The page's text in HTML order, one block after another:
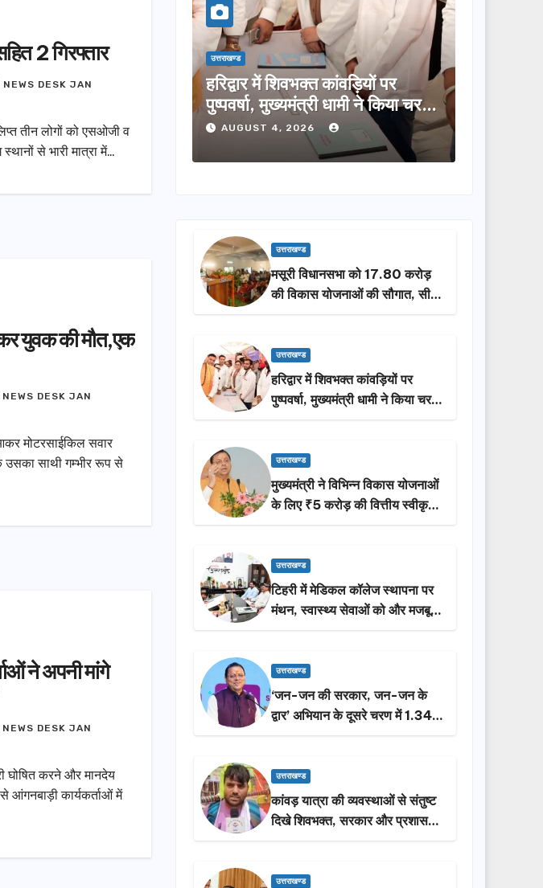
भारी मात्रा में स्मैक सहित 2 गिरफ्तार
NEWS DESK JAN
तीन लोगों को एसओजी व
से भारी मात्रा में…
युवक की मौत,एक
NEWS DESK JAN
मोटरसाईकिल सवार
उसका साथी गम्भीर रूप से
ने अपनी मांगे
NEWS DESK JAN
घोषित करने और मानदेय
से आंगनबाड़ी कार्यकर्ताओं में
में शिवभक्त कांवड़ियों पर
पुष्पवर्षा, मुख्यमंत्री धामी ने किया चरण
AUGUST 4, 2026
उत्तराखण्ड
मुख्यमंत्री ने विभिन्न विकास योजनाओं
के लिए ₹5 करोड़ की वित्तीय स्वीकृति
दी…AUGUST 4, 2026
उत्तराखण्ड
मसूरी विधानसभा को 17.80 करोड़
की विकास योजनाओं की सौगात, सीएम
धामी ने किया लोकार्पण-शिलान्यास.
उत्तराखण्ड
हरिद्वार में शिवभक्त कांवड़ियों पर
पुष्पवर्षा, मुख्यमंत्री धामी ने किया चरण
प्रक्षालन…
उत्तराखण्ड
मुख्यमंत्री ने विभिन्न विकास योजनाओं
के लिए ₹5 करोड़ की वित्तीय स्वीकृति
दी…
उत्तराखण्ड
टिहरी में मेडिकल कॉलेज स्थापना पर
मंथन, स्वास्थ्य सेवाओं को और मजबूत
करेगी सरकार: मुख्यमंत्री धामी…
उत्तराखण्ड
‘जन-जन की सरकार, जन-जन के
द्वार’ अभियान के दूसरे चरण में 1.34
लाख लोगों की भागीदारी…
उत्तराखण्ड
कांवड़ यात्रा की व्यवस्थाओं से संतुष्ट
दिखे शिवभक्त, सरकार और प्रशासन
की सराहना…
उत्तराखण्ड